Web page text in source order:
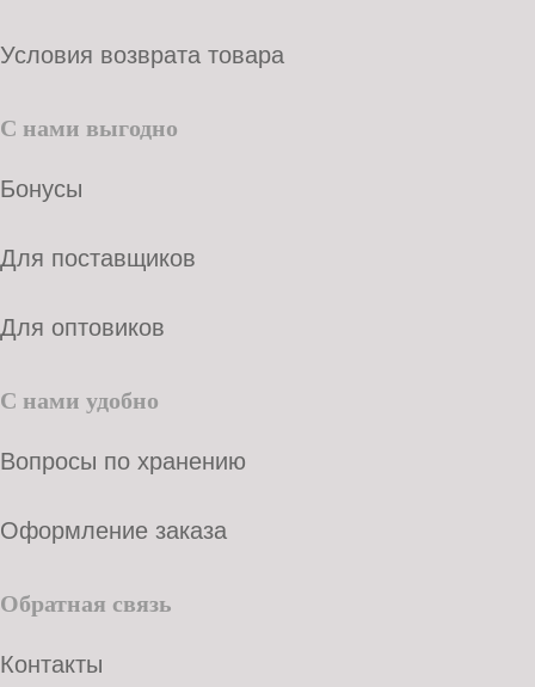
Условия возврата товара
С нами выгодно
Бонусы
Для поставщиков
Для оптовиков
С нами удобно
Вопросы по хранению
Оформление заказа
Обратная связь
Контакты